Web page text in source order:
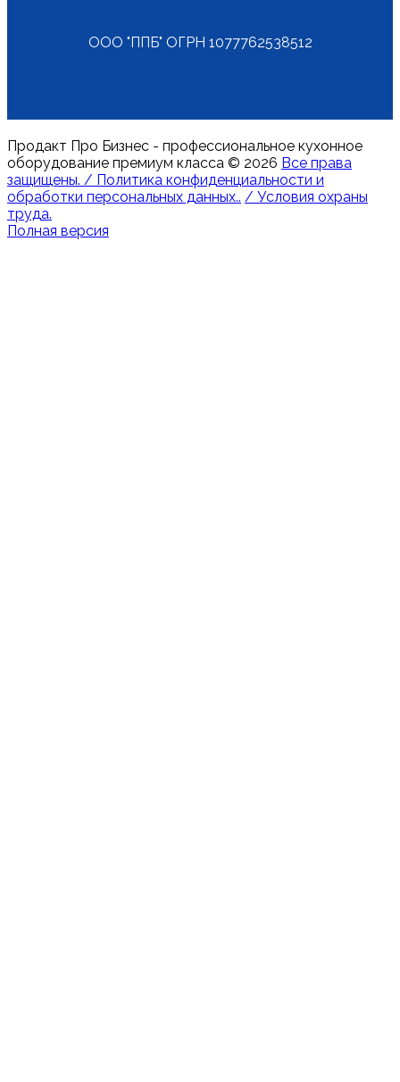
ООО "ППБ" ОГРН 1077762538512
Продакт Про Бизнес - профессиональное кухонное
оборудование премиум класса © 2026 Все права
защищены. / Политика конфиденциальности и
обработки персональных данных.. / Условия охраны
труда.
Полная версия